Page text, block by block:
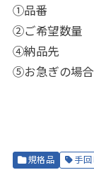
①品番
②ご希望数量
④納品先
⑤お急ぎの場
規格品 手